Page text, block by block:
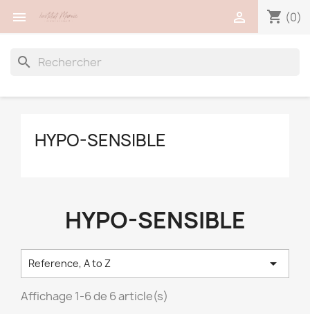
 shopping_cart (0)

search
HYPO-SENSIBLE
HYPO-SENSIBLE
Reference, A to Z 
Affichage 1-6 de 6 article(s)